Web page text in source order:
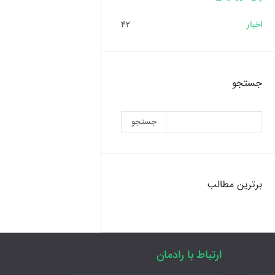
اخبار ۴۲
جستجو
جستجو
برترین مطالب
ارتباط با رادمان